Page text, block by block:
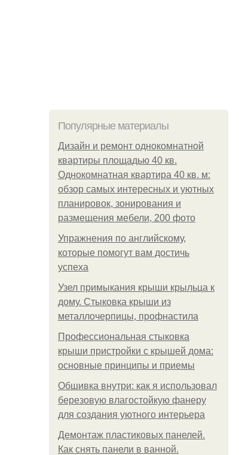
Популярные материалы
Дизайн и ремонт однокомнатной
квартиры площадью 40 кв.
Однокомнатная квартира 40 кв. м:
обзор самых интересных и уютных
планировок, зонирования и
размещения мебели, 200 фото
Упражнения по английскому,
которые помогут вам достичь
успеха
Узел примыкания крыши крыльца к
дому. Стыковка крыши из
металлочерпицы, профнастила
Профессиональная стыковка
крыши пристройки с крышей дома:
основные принципы и приемы
Обшивка внутри: как я использовал
березовую влагостойкую фанеру
для создания уютного интерьера
Демонтаж пластиковых панелей.
Как снять панели в ванной.